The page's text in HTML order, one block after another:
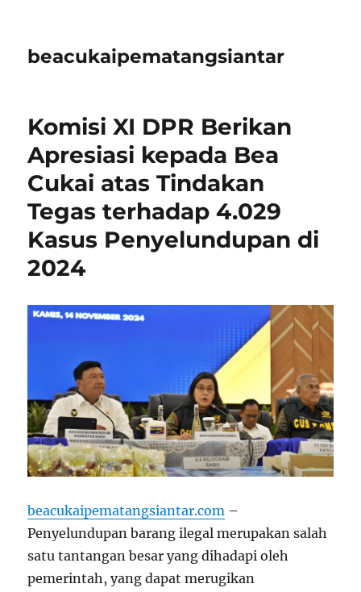
beacukaipematangsiantar
Komisi XI DPR Berikan
Apresiasi kepada Bea
Cukai atas Tindakan
Tegas terhadap 4.029
Kasus Penyelundupan di
2024
beacukaipematangsiantar.com –
Penyelundupan barang ilegal merupakan salah
satu tantangan besar yang dihadapi oleh
pemerintah, yang dapat merugikan